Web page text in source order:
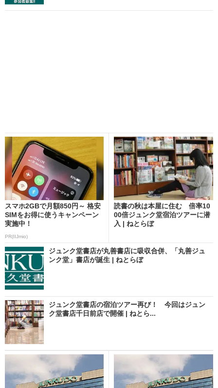
スマホ2GBで月額850円～ 格安
SIMをお得に使うキャンペーン
実施中！
PR(IIJmio)
読書の秋は本屋に住む 倍率10
00倍ジュンク堂宿泊ツアーに潜
入 | ねとらぼ
ジュンク堂書店が丸善書店に吸収合併、「丸善ジュ
ンク堂」書店が誕生 | ねとらぼ
ジュンク堂書店の宿泊ツアー再び！ 今回はジュン
ク堂書店千日前店で開催 | ねとら...